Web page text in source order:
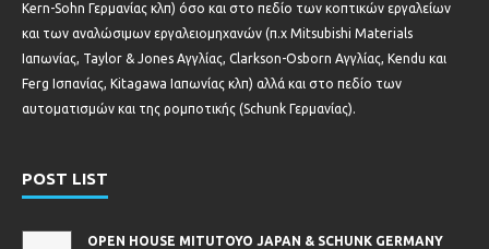
Kern-Sohn Γερμανίας κλπ) όσο και στο πεδίο των κοπτικών εργαλείων
και των αναλώσιμων εργαλειομηχανών (π.χ Mitsubishi Materials
Ιαπωνίας, Taylor & Jones Αγγλίας, Clarkson-Osborn Αγγλίας, Kendu και
Ferg Ισπανίας, Kitagawa Ιαπωνίας κλπ) αλλά και στο πεδίο των
αυτοματισμών και της ρομποτικής (Schunk Γερμανίας).
POST LIST
OPEN HOUSE MITUTOYO JAPAN & SCHUNK GERMANY